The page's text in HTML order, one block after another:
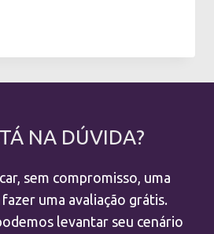
NA DÚVIDA?
sem compromisso, uma
uma avaliação grátis.
levantar seu cenário